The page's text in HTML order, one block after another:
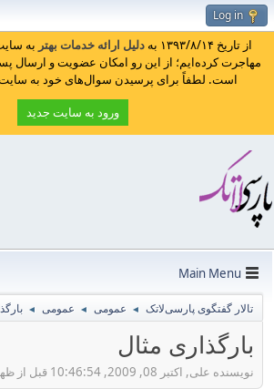
Log in
از تاریخ ۱۳۹۳/۸/۱۴ به دلیل ارائه خدمات بهتر به
مهاجرت کرده‌ایم؛ از این رو امکان عضویت و ارسال
است. لطفاً برای پرسیدن سوال‌های خود به سایت
ورود به سایت جدید
Main Menu
تالار گفتگوی پارسی‌لاتک ◄ عمومی ◄ عمومی ◄
بارگذاری مثال
نویسنده علی, اکتبر 08, 2009, 10:46:54 قبل از ظهر